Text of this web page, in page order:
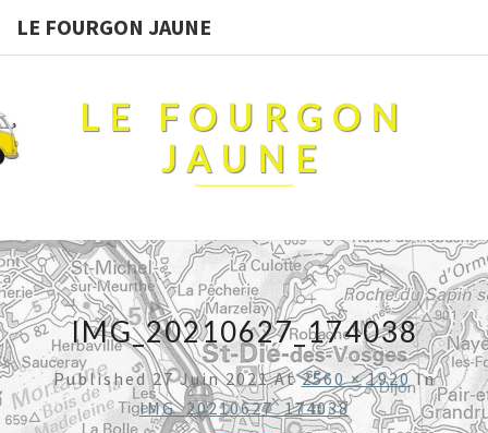
LE FOURGON JAUNE
LE FOURGON
JAUNE
IMG_20210627_174038
Published27 Juin 2021At2560 × 1920In
IMG_20210627_174038